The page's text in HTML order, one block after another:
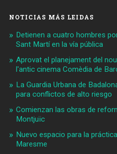
NOTICIAS MÁS LEIDAS
Detienen a cuatro hombres
Sant Martí en la vía pública
Aprovat el planejament del
l'antic cinema Comèdia de
La Guardia Urbana de
para conflictos de alto riesgo
Comienzan las obras de
Montjuïc
Nuevo espacio para la
Maresme